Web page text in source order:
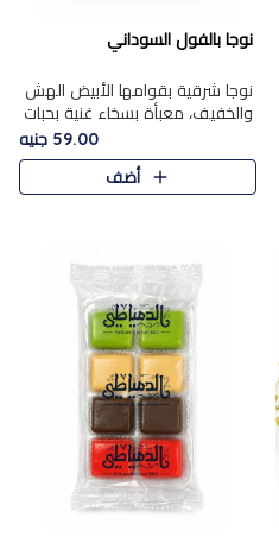
نوجا بالفول السوداني
نوجا شرقية بقوامها الأبيض الهش
والخفيف، معبأة بسخاء غنية بحبات
الفول السوداني المحمص التي
يقدم تضيف قرمشة مميزة مرضية
وتوازنًا رائعًا مع حلا..
59.00 جنيه
أضف